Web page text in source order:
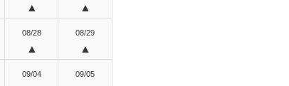
▲ ▲
08/28
▲
08/29
▲
09/04 09/05